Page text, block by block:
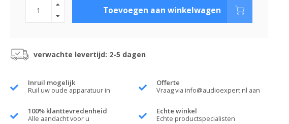
Toevoegen aan winkelwagen
verwachte levertijd: 2-5 dagen
Inruil mogelijk
Ruil uw oude apparatuur in
Offerte
Vraag via info@audioexpert.nl aan
100% klanttevredenheid
Alle aandacht voor u
Echte winkel
Echte productspecialisten